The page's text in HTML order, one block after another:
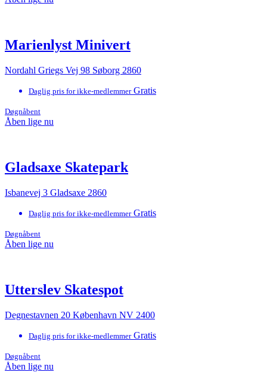
Marienlyst Minivert
Nordahl Griegs Vej 98 Søborg 2860
Daglig pris for ikke-medlemmer Gratis
Døgnåbent
Åben lige nu
Gladsaxe Skatepark
Isbanevej 3 Gladsaxe 2860
Daglig pris for ikke-medlemmer Gratis
Døgnåbent
Åben lige nu
Utterslev Skatespot
Degnestavnen 20 København NV 2400
Daglig pris for ikke-medlemmer Gratis
Døgnåbent
Åben lige nu